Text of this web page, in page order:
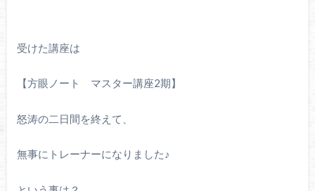
受けた講座は
【方眼ノート マスター講座2期】
怒涛の二日間を終えて、
無事にトレーナーになりました♪